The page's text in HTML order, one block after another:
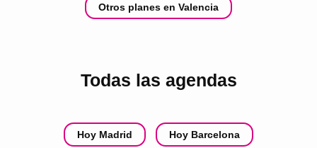
Otros planes en Valencia
Todas las agendas
Hoy Madrid Hoy Barcelona